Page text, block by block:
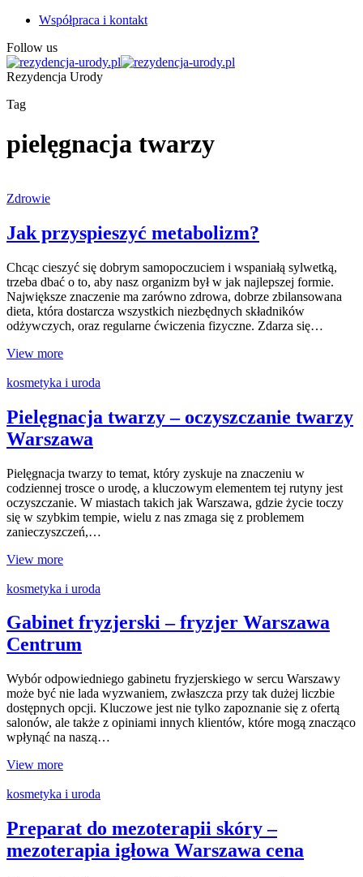
Współpraca i kontakt
Follow us
Rezydencja Urody
Tag
pielęgnacja twarzy
Zdrowie
Jak przyspieszyć metabolizm?
Chcąc cieszyć się dobrym samopoczuciem i wspaniałą sylwetką,
trzeba dbać o to, aby nasz organizm był w jak najlepszej formie.
Największe znaczenie ma zarówno zdrowa, dobrze zbilansowana
dieta, która dostarcza wszystkich niezbędnych składników
odżywczych, oraz regularne ćwiczenia fizyczne. Zdarza się…
View more
kosmetyka i uroda
Pielęgnacja twarzy – oczyszczanie twarzy
Warszawa
Pielęgnacja twarzy to temat, który zyskuje na znaczeniu w
codziennej trosce o urodę, a kluczowym elementem tej rutyny jest
oczyszczanie. W miastach takich jak Warszawa, gdzie życie toczy
się w szybkim tempie, wielu z nas zmaga się z problemem
zanieczyszczeń,…
View more
kosmetyka i uroda
Gabinet fryzjerski – fryzjer Warszawa
Centrum
Wybór odpowiedniego gabinetu fryzjerskiego w sercu Warszawy
może być nie lada wyzwaniem, zwłaszcza przy tak dużej liczbie
dostępnych opcji. Kluczowe jest nie tylko zapoznanie się z ofertą
salonów, ale także z opiniami innych klientów, które mogą znacząco
wpłynąć na naszą…
View more
kosmetyka i uroda
Preparat do mezoterapii skóry –
mezoterapia igłowa Warszawa cena